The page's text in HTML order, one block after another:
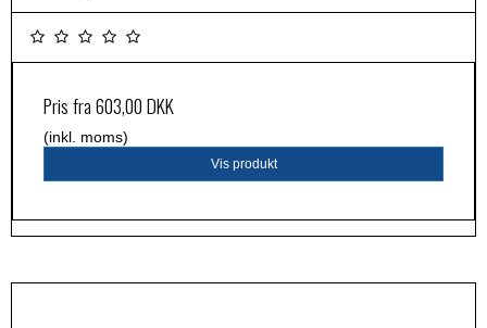
Pris fra603,00 DKK
(inkl. moms)
Vis produkt